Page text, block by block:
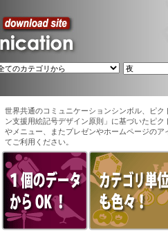
世界共通のコミュニケーションシンボル、ピ
ン支援用絵記号デザイン原則」に基づいたピ
やメニュー、またプレゼンやホームページの
てご利用ください。